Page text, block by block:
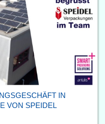
IN
VON SPEIDEL